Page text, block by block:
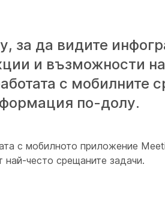
за да видите
и възможности
с мобилните
по-долу.
с мобилното приложение
често срещаните задачи.